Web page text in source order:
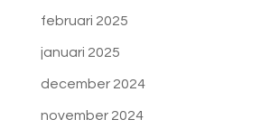
februari 2025
januari 2025
december 2024
november 2024